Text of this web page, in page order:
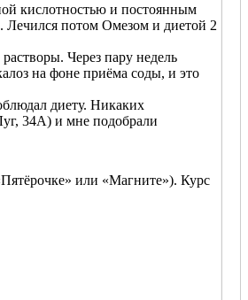
кислотностью и постоянным
Лечился потом Омезом и диетой 2
Через пару недель
на фоне приёма соды, и это
диету. Никаких
34А) и мне подобрали
или «Магните»). Курс